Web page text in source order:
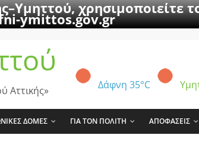
ymittos.gov.gr
Δάφνη 35°C
Αττικής»
ΔΟΜΕΣ ΓΙΑ ΤΟΝ ΠΟΛΙΤΗ ΑΠΟΦΑΣΕΙΣ